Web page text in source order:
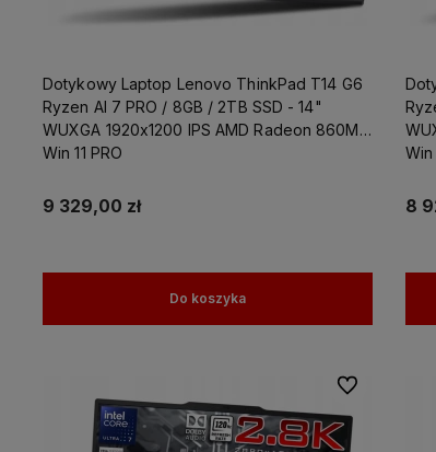
Dotykowy Laptop Lenovo ThinkPad T14 G6
Ryzen AI 7 PRO / 8GB / 2TB SSD - 14"
WUXGA 1920x1200 IPS AMD Radeon 860M
Win 11 PRO
9 329,00 zł
Do koszyka
Win
8
Do ulubionych